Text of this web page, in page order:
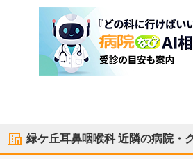
緑ケ丘耳鼻咽喉科近隣の病院・